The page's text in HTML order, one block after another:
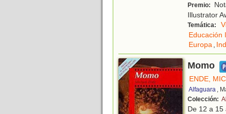
Premio:
Illustrator
Temática:
Educación
Europa,
Momo
ENDE,
Alfaguara ,
Colección:
De 12 a 15